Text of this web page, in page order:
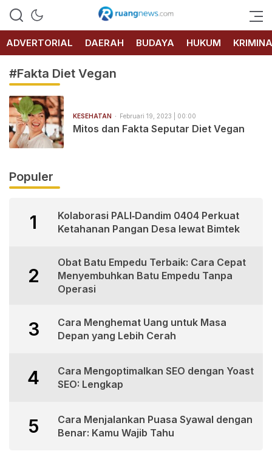
RUANG
NEWS
ADVERTORIAL
DAERAH BUDAYA HUKUM
#Fakta Diet Vegan
KESEHATAN Februari 19, 2023 | 00:00
Mitos dan Fakta Seputar Diet Vegan
Populer
1
Kolaborasi PALI‑Dandim 0404 Perkuat
Ketahanan Pangan Desa lewat Bimtek
2
Obat Batu Empedu Terbaik: Cara Cepat
Menyembuhkan Batu Empedu Tanpa
Operasi
3
Cara Menghemat Uang untuk Masa
Depan yang Lebih Cerah
4
Cara Mengoptimalkan SEO dengan Yoast
SEO: Lengkap
5
Cara Menjalankan Puasa Syawal dengan
Benar: Kamu Wajib Tahu